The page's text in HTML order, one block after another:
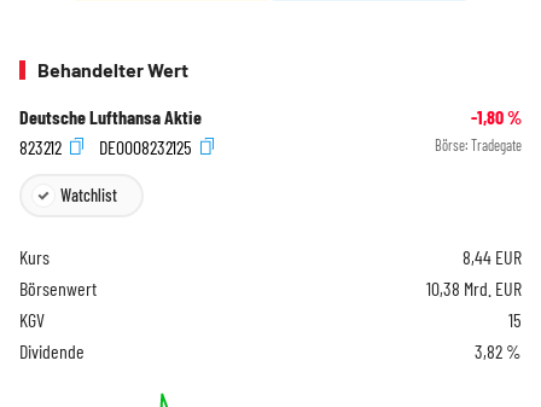
Behandelter Wert
Deutsche Lufthansa Aktie -1,80%
823212
DE0008232125 Börse: Tradegate
Watchlist
Kurs 8,44 EUR
Börsenwert
10,38 Mrd. EUR
KGV
15
Dividende
3,82 %